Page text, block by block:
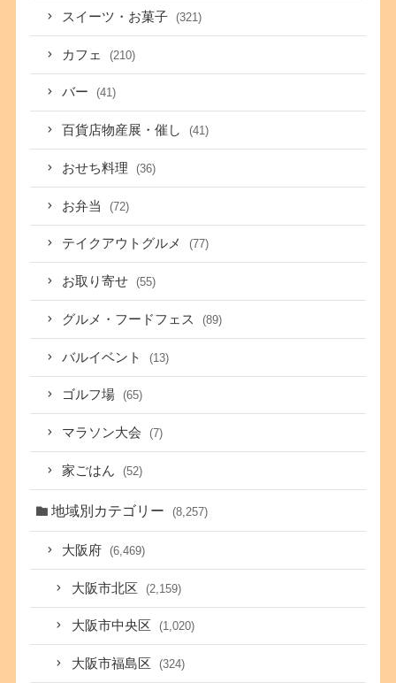
スイーツ・お菓子 (321)
カフェ (210)
バー (41)
百貨店物産展・催し (41)
おせち料理 (36)
お弁当 (72)
テイクアウトグルメ (77)
お取り寄せ (55)
グルメ・フードフェス (89)
バルイベント (13)
ゴルフ場 (65)
マラソン大会 (7)
家ごはん (52)
地域別カテゴリー (8,257)
大阪府 (6,469)
大阪市北区 (2,159)
大阪市中央区 (1,020)
大阪市福島区 (324)